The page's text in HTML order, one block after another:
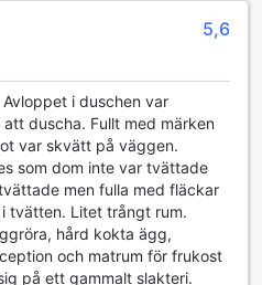
5,6
i duschen var
duscha. Fullt med märken
var skvätt på väggen.
som dom inte var tvättade
men fulla med fläckar
tvätten. Litet trångt rum.
hård kokta ägg,
och matrum för frukost
på ett gammalt slakteri.